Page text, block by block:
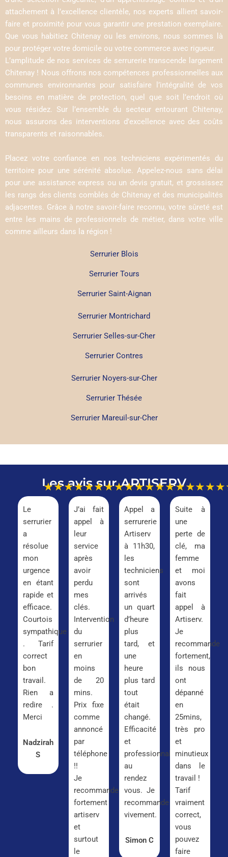
attachement à l’excellence clientèle, nos experts allient savoir-
faire et proximité pour vous garantir une prestation exemplaire.
Que vous habitiez Chitenay ou les environs, nous sommes là
pour protéger votre domicile ou votre commerce avec rigueur.
L’amplitude de nos services de serrurerie transcende largement
Chitenay ! Nous offrons nos compétences professionnelles aux
communes environnantes pour satisfaire l’intégralité de vos
besoins en matière de protection, quel que soit l’endroit où
vous résidez. Sur l’ensemble du secteur entourant Chitenay,
nous assurons des interventions d’excellence avec des coûts
transparents et raisonnables.
Placez votre confiance en nos techniciens expérimentés du
territoire pour une sérénité absolue. Appelez-nous sans délai
pour une assistance express ou un devis gratuit, et grossissez
les rangs des clients comblés de Chitenay et des municipalités
adjacentes. Grâce à notre savoir-faire reconnu, votre sûreté est
entre les mains de professionnels de métier, dans votre ville
comme ailleurs dans la région !
Serrurier Blois
Serrurier Tours
Serrurier Saint-Aignan
Serrurier Montrichard
Serrurier Selles-sur-Cher
Serrurier Contres
Serrurier Noyers-sur-Cher
Serrurier Thésée
Serrurier Mareuil-sur-Cher
Les avis sur ARTISERV
★★★★★
Le
serrurier
a
résolue
mon
urgence
en étant
rapide et
efficace.
Courtois
sympathique
. Tarif
correct
bon
travail.
Rien a
redire .
Merci
Nadzirah
S
★★★★★
J’ai fait
appel à
leur
service
après
avoir
perdu
mes
clés.
Intervention
du
serrurier
en
moins
de 20
mins.
Prix fixe
comme
annoncé
par
téléphone
!!
Je
recommande
fortement
artiserv
et
surtout
le
★★★★★
Appel a
serrurerie
Artiserv
à 11h30,
les
techniciens
sont
arrivés
un quart
d’heure
plus
tard, et
une
heure
plus tard
tout
était
changé.
Efficacité
et
professionnalisme
au
rendez
vous. Je
recommande
vivement.
Simon C
Suite à
une
perte de
clé, ma
femme
et moi
avons
fait
appel à
Artiserv.
Je
recommande
fortement,
ils nous
ont
dépanné
en
25mins,
très pro
et
minutieux
dans le
travail !
Tarif
vraiment
correct,
vous
pouvez
faire